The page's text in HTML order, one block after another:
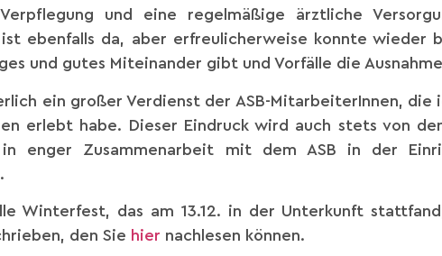
und eine regelmäßige ärztliche
ebenfalls da, aber erfreulicherweise konnte wieder
und gutes Miteinander gibt und Vorfälle die
ein großer Verdienst der ASB-MitarbeiterInnen, die
erlebt habe. Dieser Eindruck wird auch stets von
in enger Zusammenarbeit mit dem ASB in der
Winterfest, das am 13.12. in der Unterkunft
den Sie hier nachlesen können.